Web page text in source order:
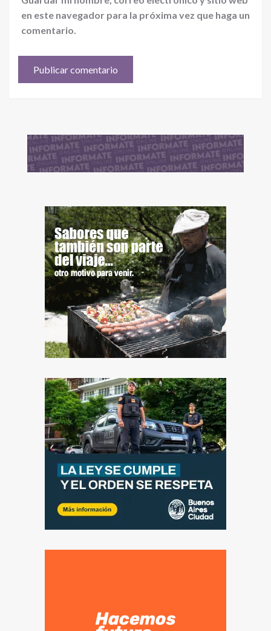
en este navegador para la próxima vez que haga un
comentario.